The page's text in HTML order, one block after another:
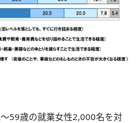
59歳の就業女性2,000名を対